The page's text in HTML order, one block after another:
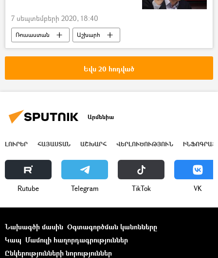
7 սեպտեմբերի 2020, 18:40
Ռուսաստան
Աշխարհ
Ալեքսեյ Նավալնի
ռուս
Բլոգեր
հիվանդանոց
Եվս 20 հոդված
Արմենիա
ԼՈՒՐԵՐ ՀԱՅԱՍՏԱՆ ԱՇԽԱՐՀ ՎԵՐԼՈՒԾՈՒԹՅՈՒՆ
Rutube Telegram ТikТоk VK
Նախագծի մասին Օգտագործման կանոնները
Կապ Մամուլի հաղորդագրություններ
Ընկերությունների նորություններ